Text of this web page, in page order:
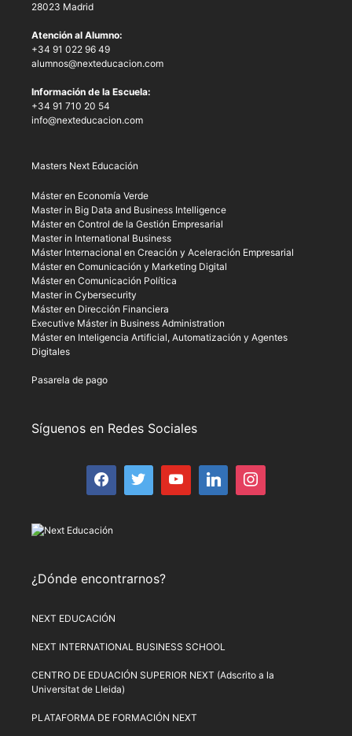
28023 Madrid
Atención al Alumno:
+34 91 022 96 49
alumnos@nexteducacion.com
Información de la Escuela:
+34 91 710 20 54
info@nexteducacion.com
Masters Next Educación
Máster en Economía Verde
Master in Big Data and Business Intelligence
Máster en Control de la Gestión Empresarial
Master in International Business
Máster Internacional en Creación y Aceleración Empresarial
Máster en Comunicación y Marketing Digital
Máster en Comunicación Política
Master in Cybersecurity
Máster en Dirección Financiera
Executive Máster in Business Administration
Máster en Inteligencia Artificial, Automatización y Agentes
Digitales
Pasarela de pago
Síguenos en Redes Sociales
¿Dónde encontrarnos?
NEXT EDUCACIÓN
NEXT INTERNATIONAL BUSINESS SCHOOL
CENTRO DE EDUACIÓN SUPERIOR NEXT (Adscrito a la
Universitat de Lleida)
PLATAFORMA DE FORMACIÓN NEXT